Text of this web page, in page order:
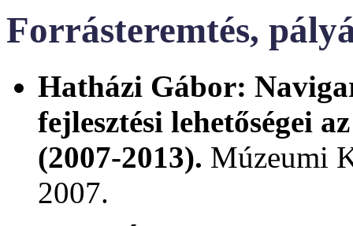
Forrásteremtés,
Hatházi Gábor:
fejlesztési lehetőségei
(2007-2013). Múzeumi
2007.